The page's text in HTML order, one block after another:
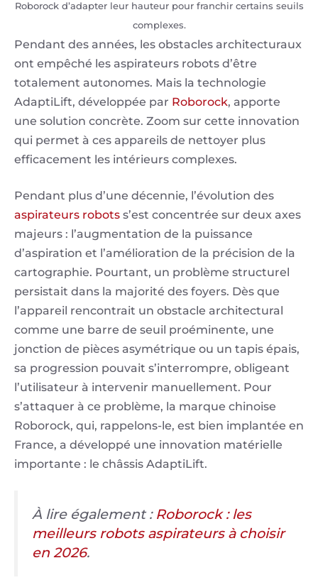
Roborock d’adapter leur hauteur pour franchir certains seuils
complexes.
Pendant des années, les obstacles architecturaux
ont empêché les aspirateurs robots d’être
totalement autonomes. Mais la technologie
AdaptiLift, développée par Roborock, apporte
une solution concrète. Zoom sur cette innovation
qui permet à ces appareils de nettoyer plus
efficacement les intérieurs complexes.
Pendant plus d’une décennie, l’évolution des
aspirateurs robots s’est concentrée sur deux axes
majeurs : l’augmentation de la puissance
d’aspiration et l’amélioration de la précision de la
cartographie. Pourtant, un problème structurel
persistait dans la majorité des foyers. Dès que
l’appareil rencontrait un obstacle architectural
comme une barre de seuil proéminente, une
jonction de pièces asymétrique ou un tapis épais,
sa progression pouvait s’interrompre, obligeant
l’utilisateur à intervenir manuellement. Pour
s’attaquer à ce problème, la marque chinoise
Roborock, qui, rappelons-le, est bien implantée en
France, a développé une innovation matérielle
importante : le châssis AdaptiLift.
À lire également : Roborock : les
meilleurs robots aspirateurs à choisir
en 2026.